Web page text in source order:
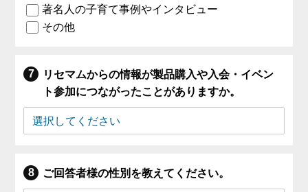
著名人の子育て事例やインタビュー
その他
リセマムからの情報が製品購入や入会・イベン
ト参加につながったことがありますか。
ご回答者様の性別を教えてください。